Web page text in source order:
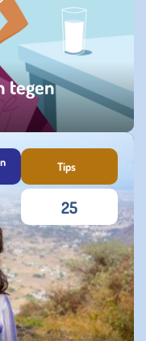
tegen
Tips
25